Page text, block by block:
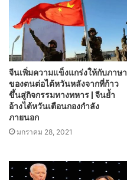
จีนเพิ่มความแข็งแกร่งให้กับภาษา
ของตนต่อไต้หวันหลังจากที่ก้าว
ขึ้นสู่กิจกรรมทางทหาร | จีนย้ำ
อ้างไต้หวันเตือนกองกำลัง
ภายนอก
มกราคม 28, 2021